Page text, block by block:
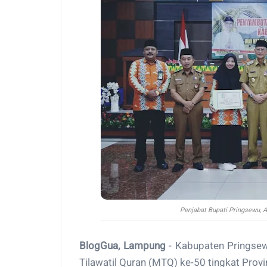
Penjabat Bupati Pringsewu,
BlogGua, Lampung - Kabupaten
Tilawatil Quran (MTQ) ke-50 tingkat